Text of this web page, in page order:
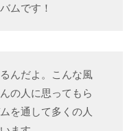
ムです！
んだよ。こんな風
の人に思ってもら
を通して多くの人